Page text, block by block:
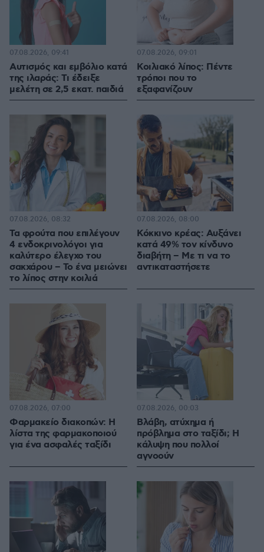
Αυτισμός και εμβόλιο κατά
της ιλαράς: Τι έδειξε
μελέτη σε 2,5 εκατ. παιδιά
07.08.2026, 09:41
Κοιλιακό λίπος: Πέντε
τρόποι που το
εξαφανίζουν
07.08.2026, 09:01
Τα φρούτα που επιλέγουν
4 ενδοκρινολόγοι για
καλύτερο έλεγχο του
σακχάρου – Το ένα μειώνει
το λίπος στην κοιλιά
07.08.2026, 08:32
Κόκκινο κρέας: Αυξάνει
κατά 49% τον κίνδυνο
διαβήτη – Με τι να το
αντικαταστήσετε
07.08.2026, 08:00
Φαρμακείο διακοπών: Η
λίστα της φαρμακοποιού
για ένα ασφαλές ταξίδι
07.08.2026, 07:00
Βλάβη, ατύχημα ή
πρόβλημα στο ταξίδι; Η
κάλυψη που πολλοί
αγνοούν
07.08.2026, 00:03